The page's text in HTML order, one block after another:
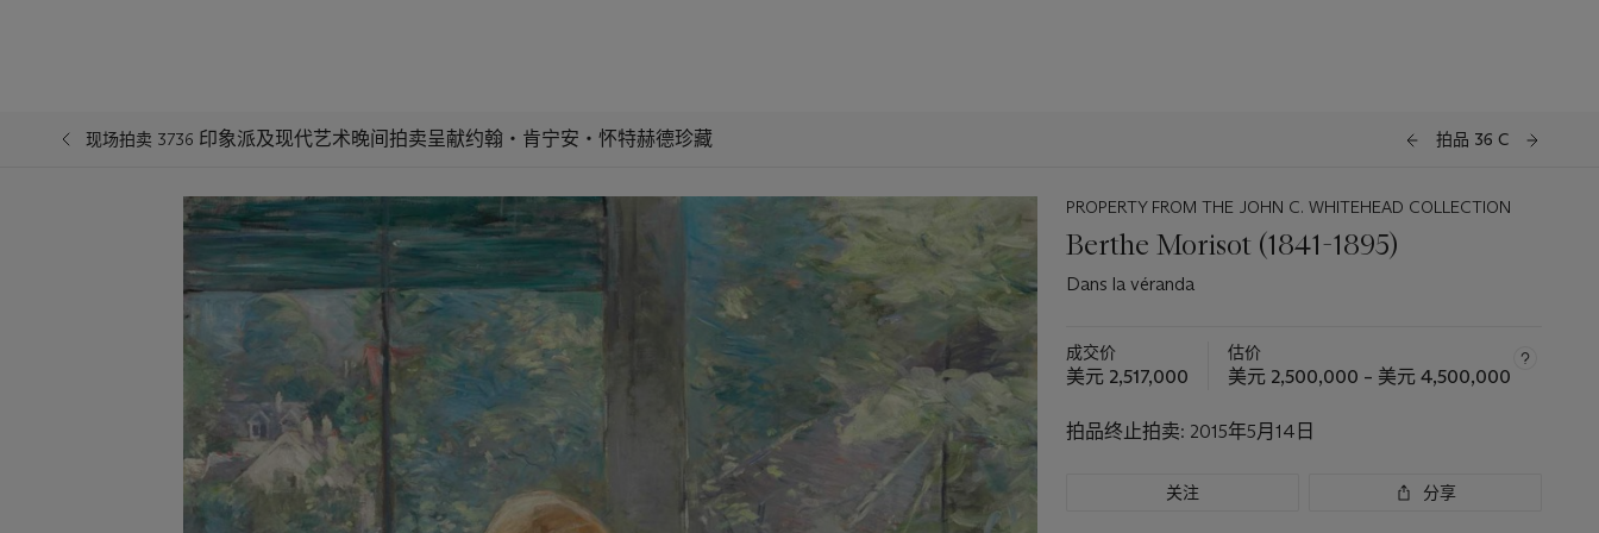
现场拍卖 3736 印象派及现代艺术晚间拍卖呈献约翰‧肯宁安‧怀特赫德珍藏 拍品 36 C
PROPERTY FROM THE JOHN C. WHITEHEAD COLLECTION
Berthe Morisot (1841-1895)
Dans la véranda
成交价
美元 2,517,000
估价
美元 2,500,000 – 美元 4,500,000
拍品终止拍卖: 2015年5月14日
关注 分享